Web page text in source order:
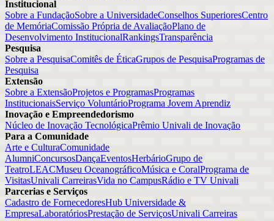
Institucional
Sobre a FundaçãoSobre a UniversidadeConselhos SuperioresCentro
de MemóriaComissão Própria de AvaliaçãoPlano de
Desenvolvimento InstitucionalRankingsTransparência
Pesquisa
Sobre a PesquisaComitês de ÉticaGrupos de PesquisaProgramas de
Pesquisa
Extensão
Sobre a ExtensãoProjetos e ProgramasProgramas
InstitucionaisServiço VoluntárioPrograma Jovem Aprendiz
Inovação e Empreendedorismo
Núcleo de Inovação TecnológicaPrêmio Univali de Inovação
Para a Comunidade
Arte e CulturaComunidade
AlumniConcursosDançaEventosHerbárioGrupo de
TeatroLEACMuseu OceanográficoMúsica e CoralPrograma de
VisitasUnivali CarreirasVida no CampusRádio e TV Univali
Parcerias e Serviços
Cadastro de FornecedoresHub Universidade &
EmpresaLaboratóriosPrestação de ServiçosUnivali Carreiras